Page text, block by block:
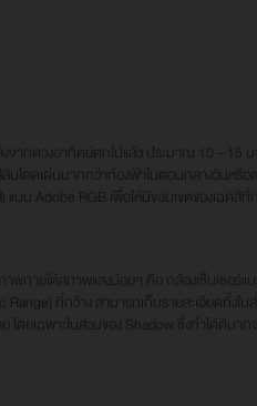
จากดวงอาทิตย์ตกไปแล้ว ประมาณ 10 – 15
นโดดเด่นมากกว่าท้องฟ้าในตอนกลางวันห
Adobe RGB เพื่อให้มีขอบเขตของเฉดสีที่ก
ภายใต้สภาพแสงน้อยๆ คือ กล้องเซ็นเซอร์
Range) ที่กว้าง สามารถเก็บรายละเอียดทั้ง
ดยเฉพาะในส่วนของ Shadow ซึ่งทำได้ดีมาก